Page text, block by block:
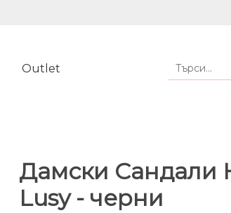
Outlet
Дамски Сандали
Lusy - черни